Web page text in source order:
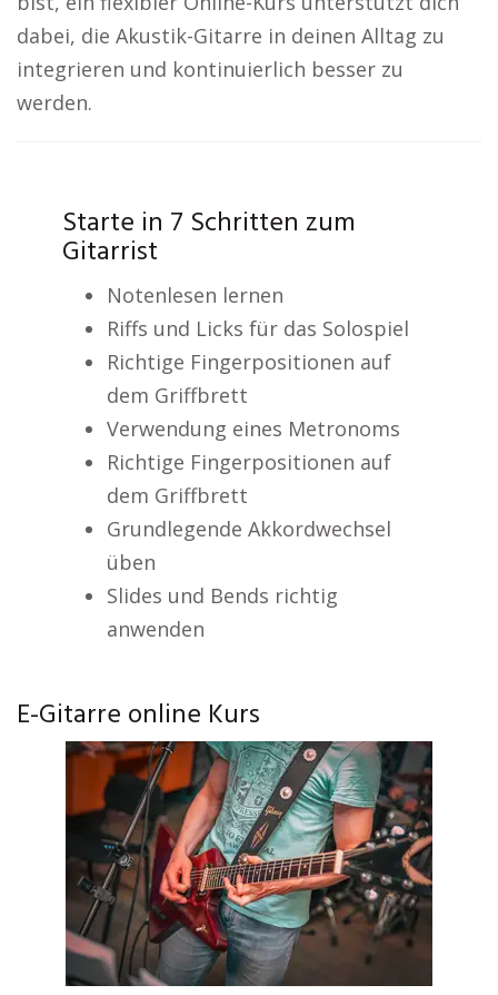
dabei, die Akustik-Gitarre in deinen Alltag zu
integrieren und kontinuierlich besser zu
werden.
Starte in 7 Schritten zum
Gitarrist
Notenlesen lernen
Riffs und Licks für das Solospiel
Richtige Fingerpositionen auf
dem Griffbrett
Verwendung eines Metronoms
Richtige Fingerpositionen auf
dem Griffbrett
Grundlegende Akkordwechsel
üben
Slides und Bends richtig
anwenden
E-Gitarre online Kurs